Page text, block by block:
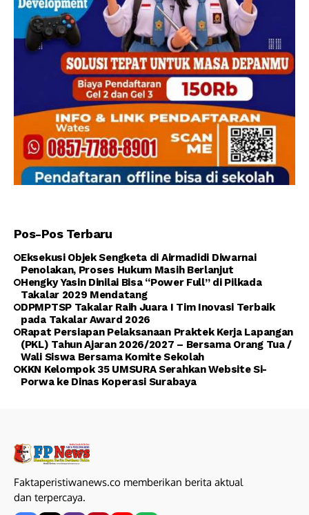
Pos-Pos Terbaru
Eksekusi Objek Sengketa di Airmadidi Diwarnai
Penolakan, Proses Hukum Masih Berlanjut
Hengky Yasin Dinilai Bisa “Power Full” di Pilkada
Takalar 2029 Mendatang
DPMPTSP Takalar Raih Juara I Tim Inovasi Terbaik
pada Takalar Award 2026
Rapat Persiapan Pelaksanaan Praktek Kerja Lapangan
(PKL) Tahun Ajaran 2026/2027 – Bersama Orang Tua /
Wali Siswa Bersama Komite Sekolah
KKN Kelompok 35 UMSURA Serahkan Website Si-
Porwa ke Dinas Koperasi Surabaya
Faktaperistiwanews.co memberikan berita aktual
dan terpercaya.